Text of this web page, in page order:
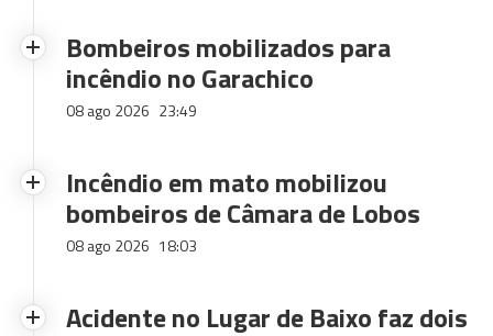
Bombeiros mobilizados para
incêndio no Garachico
08 ago 2026 23:49
Incêndio em mato mobilizou
bombeiros de Câmara de Lobos
08 ago 2026 18:03
Acidente no Lugar de Baixo faz dois